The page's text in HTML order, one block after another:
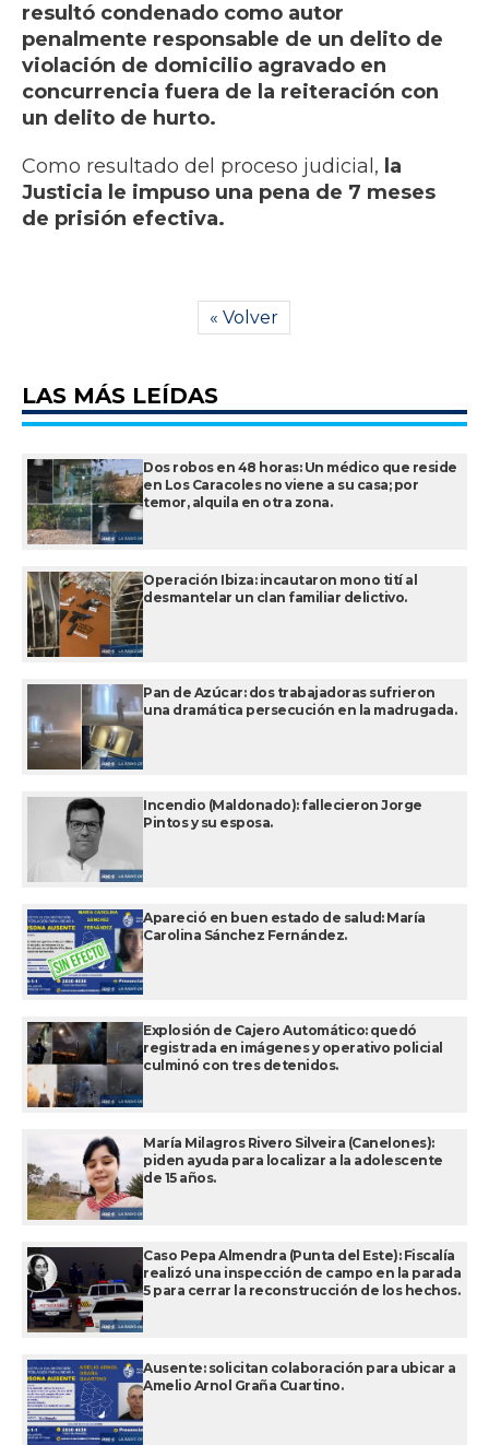
resultó condenado como autor
penalmente responsable de un delito de
violación de domicilio agravado en
concurrencia fuera de la reiteración con
un delito de hurto.
Como resultado del proceso judicial, la
Justicia le impuso una pena de 7 meses
de prisión efectiva.
« Volver
LAS MÁS LEÍDAS
Dos robos en 48 horas: Un médico que reside
en Los Caracoles no viene a su casa; por
temor, alquila en otra zona.
Operación Ibiza: incautaron mono tití al
desmantelar un clan familiar delictivo.
Pan de Azúcar: dos trabajadoras sufrieron
una dramática persecución en la madrugada.
Incendio (Maldonado): fallecieron Jorge
Pintos y su esposa.
Apareció en buen estado de salud: María
Carolina Sánchez Fernández.
Explosión de Cajero Automático: quedó
registrada en imágenes y operativo policial
culminó con tres detenidos.
María Milagros Rivero Silveira (Canelones):
piden ayuda para localizar a la adolescente
de 15 años.
Caso Pepa Almendra (Punta del Este): Fiscalía
realizó una inspección de campo en la parada
5 para cerrar la reconstrucción de los hechos.
Ausente: solicitan colaboración para ubicar a
Amelio Arnol Graña Cuartino.